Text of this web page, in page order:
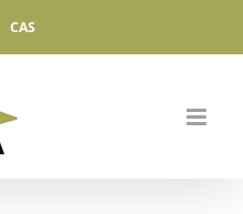
CAS